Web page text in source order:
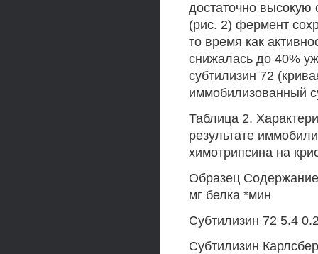
достаточно высокую
(рис. 2) фермент
то время как
снижалась до 40%
субтилизин 72
иммобилизованный
Таблица 2.
результате
химотрипсина на
Образец
мг белка *мин
Субтилизин 72 5.4
Субтилизин